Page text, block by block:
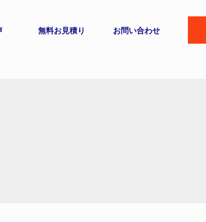
無料お見積り お問い合わせ